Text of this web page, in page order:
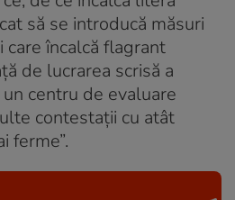
să se introducă măsuri
încalcă flagrant
de lucrarea scrisă a
centru de evaluare
contestații cu atât
ferme”.